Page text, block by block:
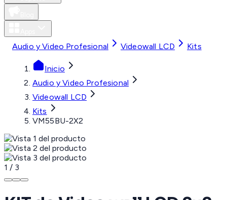
Audio y Video Profesional Videowall LCD Kits
Inicio
Audio y Video Profesional
Videowall LCD
Kits
VM55BU-2X2
1 / 3